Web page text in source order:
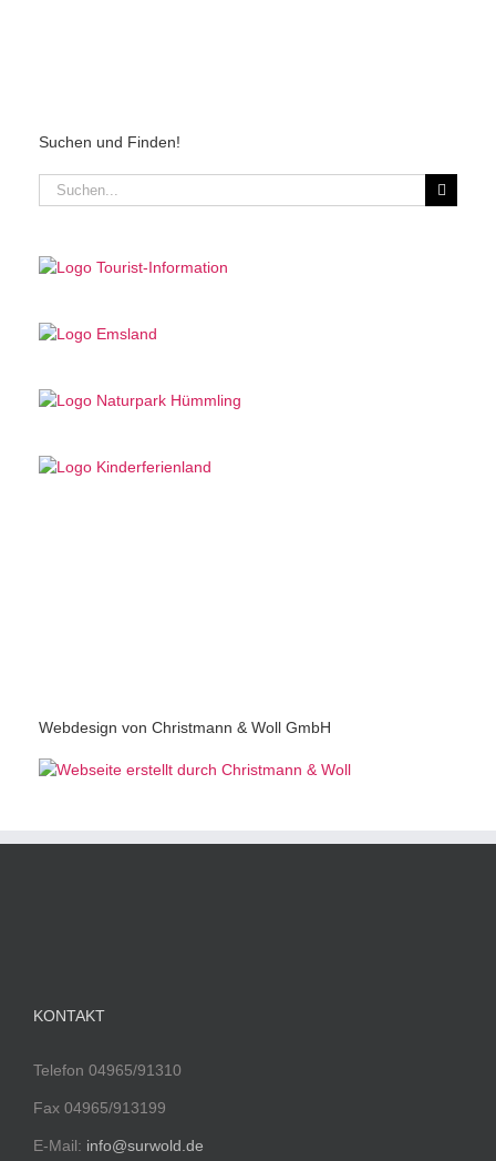
Suchen und Finden!
Suche
nach:
Webdesign von Christmann & Woll GmbH
KONTAKT
Telefon 04965/91310
Fax 04965/913199
E-Mail: info@surwold.de